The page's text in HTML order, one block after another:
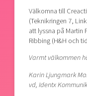
Välkomna till
(Teknikringen 7,
att lyssna på Martin
Ribbing (H&H och
Varmt välkommen
Karin Ljungmark
vd, Identx